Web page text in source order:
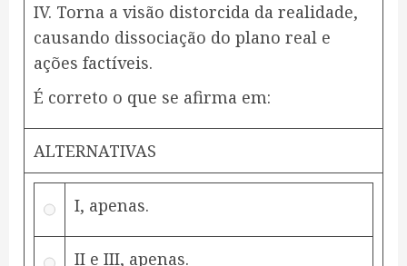
IV. Torna a visão distorcida da realidade,
causando dissociação do plano real e
ações factíveis.
É correto o que se afirma em:
ALTERNATIVAS
I, apenas.
II e III, apenas.